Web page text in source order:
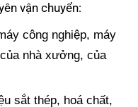
vận chuyển:
công nghiệp, máy
nhà xưởng, của
sắt thép, hoá chất,